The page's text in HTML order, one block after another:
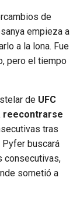
de
empieza a
a la lona. Fue
pero el tiempo
de UFC
reecontrarse
tras
buscará
consecutivas,
sometió a